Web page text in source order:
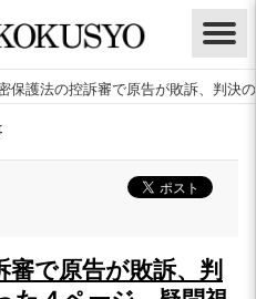
保護法の控訴審で原告が敗訴、判決
審で原告が敗訴、判